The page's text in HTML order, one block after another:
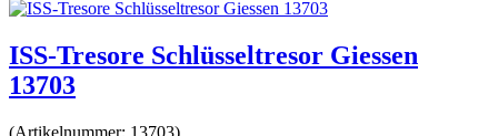
ISS-Tresore Schlüsseltresor Giessen
13703